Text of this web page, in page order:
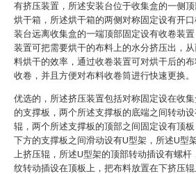
有挤压装置，所述安装台位于收集盒的一侧
烘干箱，所述烘干箱的两侧对称固定设有开
装台远离收集盒的一端顶部固定设有收卷装
装置可把需要烘干的布料上的水分挤压出，
料烘干的效率，通过收卷装置可对烘干后的
收卷，并且方便对布料收卷筒进行快速更换。
优选的，所述挤压装置包括对称固定设在收
的支撑板，两个所述支撑板的底端之间转动
辊，两个所述支撑板的顶部之间固定设有顶
下方的支撑板之间滑动设有U型架，所述U型
上挤压辊，所述U型架的顶部转动插设有螺杆
纹转动插设在顶板上，把布料放置在下挤压